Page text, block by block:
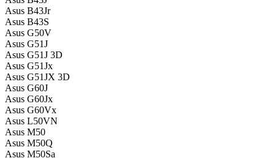
Asus B43Jr
Asus B43S
Asus G50V
Asus G51J
Asus G51J 3D
Asus G51Jx
Asus G51JX 3D
Asus G60J
Asus G60Jx
Asus G60Vx
Asus L50VN
Asus M50
Asus M50Q
Asus M50Sa